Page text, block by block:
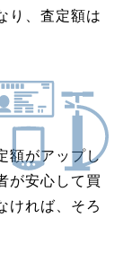
り、査定額は
額がアップし
が安心して買
ければ、そろ